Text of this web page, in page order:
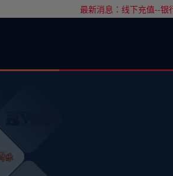
最新消息：线下充值--银